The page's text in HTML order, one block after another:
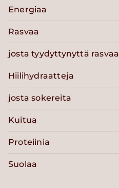
Energiaa
Rasvaa
josta tyydyttynyttä rasvaa
Hiilihydraatteja
josta sokereita
Kuitua
Proteiinia
Suolaa